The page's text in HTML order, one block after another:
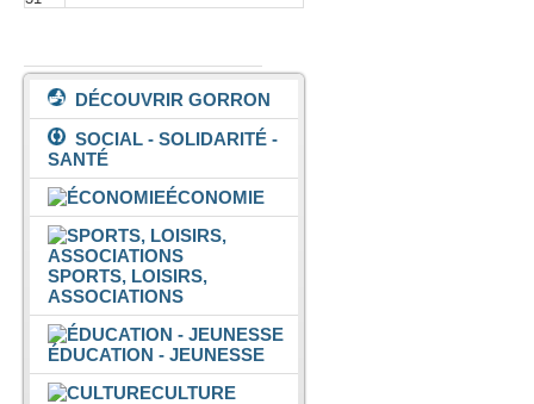
DÉCOUVRIR GORRON
SOCIAL - SOLIDARITÉ -
SANTÉ
ÉCONOMIE
SPORTS, LOISIRS,
ASSOCIATIONS
ÉDUCATION - JEUNESSE
CULTURE